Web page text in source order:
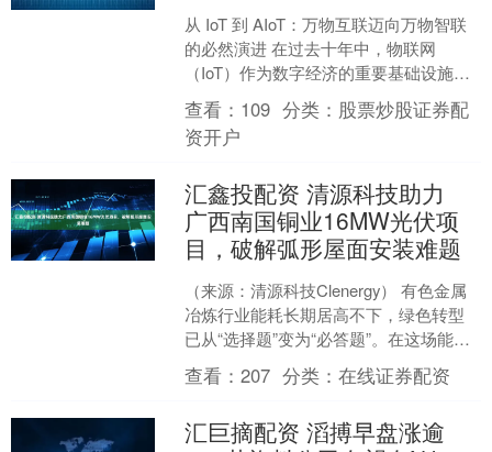
从 IoT 到 AIoT：万物互联迈向万物智联
的必然演进 在过去十年中，物联网
（IoT）作为数字经济的重要基础设施，
实现了从“设备离线”到“万物互联”的跨
越。无....
查看： 109 分类： 股票炒股证券配
资开户
汇鑫投配资 清源科技助力
广西南国铜业16MW光伏项
目，破解弧形屋面安装难题
（来源：清源科技Clenergy） 有色金属
冶炼行业能耗长期居高不下，绿色转型
已从“选择题”变为“必答题”。在这场能源
变革中，清源科技为广西南国铜业16MW
分布....
查看：207 分类：在线证券配资
汇巨摘配资 滔搏早盘涨逾